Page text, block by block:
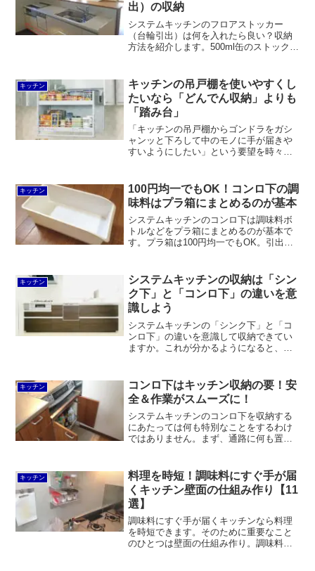
出）の収納
システムキッチンのフロアストッカー
（台輪引出）は何を入れたら良い？収納
方法を紹介します。500ml缶のストック、
キッチン
キッチンの吊戸棚を使いやすくし
たいなら「どんでん収納」よりも
「踏み台」
「キッチンの吊戸棚からゴンドラをガシ
ャンッと下ろして中のモノに手が届きや
すいようにしたい」という要望を時々聞
でやめておいたほうが良いです。それよ
りも踏み台や吊戸棚ストッカーを活用し
ましょう。
キッチン
100円均一でもOK！コンロ下の調
味料はプラ箱にまとめるのが基本
システムキッチンのコンロ下は調味料ボ
トルなどをプラ箱にまとめるのが基本で
す。プラ箱は100円均一でもOK。引出式
け。扉式の場合は奥行を活かしやすいサ
イズを選びましょう。
キッチン
システムキッチンの収納は「シン
ク下」と「コンロ下」の違いを意
識しよう
システムキッチンの「シンク下」と「コ
ンロ下」の違いを意識して収納できてい
ますか。これが分かるようになると、
線を意識して配置する習慣を身に付けま
しょう。
キッチン
コンロ下はキッチン収納の要！安
全＆作業がスムーズに！
システムキッチンのコンロ下を収納する
にあたっては何も特別なことをするわけ
ではありません。まず、通路に何も置か
の扉をスムーズに開閉できるようになり
ます。
キッチン
料理を時短！調味料にすぐ手が届
くキッチン壁面の仕組み作り【11
選】
調味料にすぐ手が届くキッチンなら料理
を時短できます。そのために重要なこと
のひとつは壁面の仕組み作り。調味料ポ